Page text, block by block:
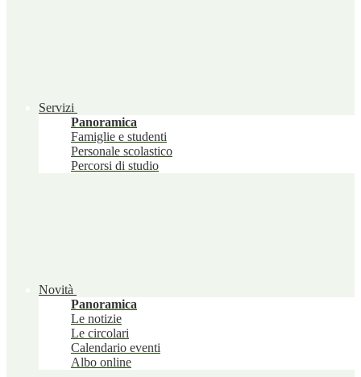
Servizi
Panoramica
Famiglie e studenti
Personale scolastico
Percorsi di studio
Novità
Panoramica
Le notizie
Le circolari
Calendario eventi
Albo online